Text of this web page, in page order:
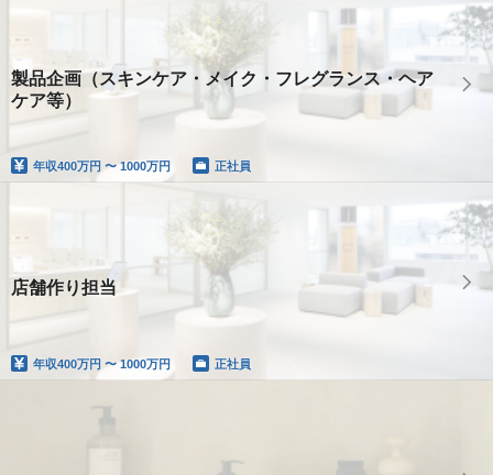
製品企画（スキンケア・メイク・フレグランス・ヘア
ケア等）
年収400万円 〜 1000万円 正社員
店舗作り担当
年収400万円 〜 1000万円 正社員